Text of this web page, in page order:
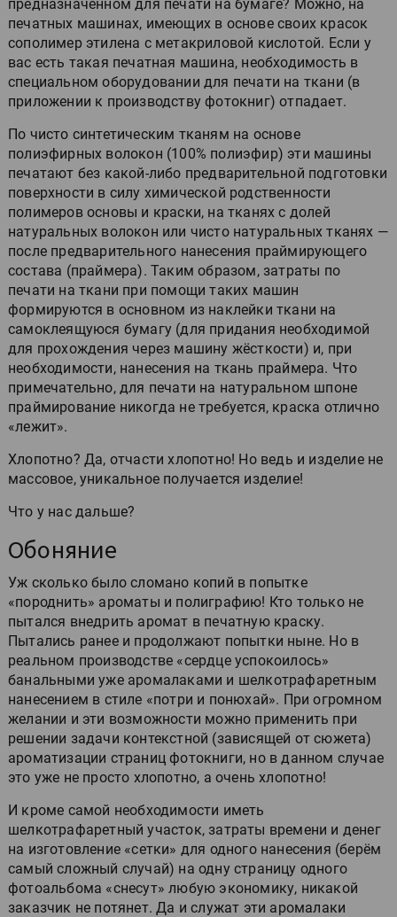
предназначенном для печати на бумаге? Можно, на
печатных машинах, имеющих в основе своих красок
сополимер этилена с метакриловой кислотой. Если у
вас есть такая печатная машина, необходимость в
специальном оборудовании для печати на ткани (в
приложении к производству фотокниг) отпадает.
По чисто синтетическим тканям на основе
полиэфирных волокон (100% полиэфир) эти машины
печатают без какой-либо предварительной подготовки
поверхности в силу химической родственности
полимеров основы и краски, на тканях с долей
натуральных волокон или чисто натуральных тканях —
после предварительного нанесения праймирующего
состава (праймера). Таким образом, затраты по
печати на ткани при помощи таких машин
формируются в основном из наклейки ткани на
самоклеящуюся бумагу (для придания необходимой
для прохождения через машину жёсткости) и, при
необходимости, нанесения на ткань праймера. Что
примечательно, для печати на натуральном шпоне
праймирование никогда не требуется, краска отлично
«лежит».
Хлопотно? Да, отчасти хлопотно! Но ведь и изделие не
массовое, уникальное получается изделие!
Что у нас дальше?
Обоняние
Уж сколько было сломано копий в попытке
«породнить» ароматы и полиграфию! Кто только не
пытался внедрить аромат в печатную краску.
Пытались ранее и продолжают попытки ныне. Но в
реальном производстве «сердце успокоилось»
банальными уже аромалаками и шелкотрафаретным
нанесением в стиле «потри и понюхай». При огромном
желании и эти возможности можно применить при
решении задачи контекстной (зависящей от сюжета)
ароматизации страниц фотокниги, но в данном случае
это уже не просто хлопотно, а очень хлопотно!
И кроме самой необходимости иметь
шелкотрафаретный участок, затраты времени и денег
на изготовление «сетки» для одного нанесения (берём
самый сложный случай) на одну страницу одного
фотоальбома «снесут» любую экономику, никакой
заказчик не потянет. Да и служат эти аромалаки